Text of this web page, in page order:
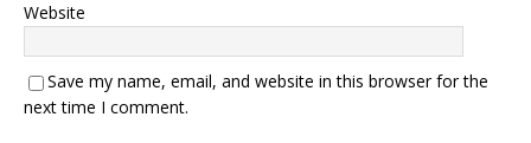
Website
Save my name, email, and website in this browser for the
next time I comment.